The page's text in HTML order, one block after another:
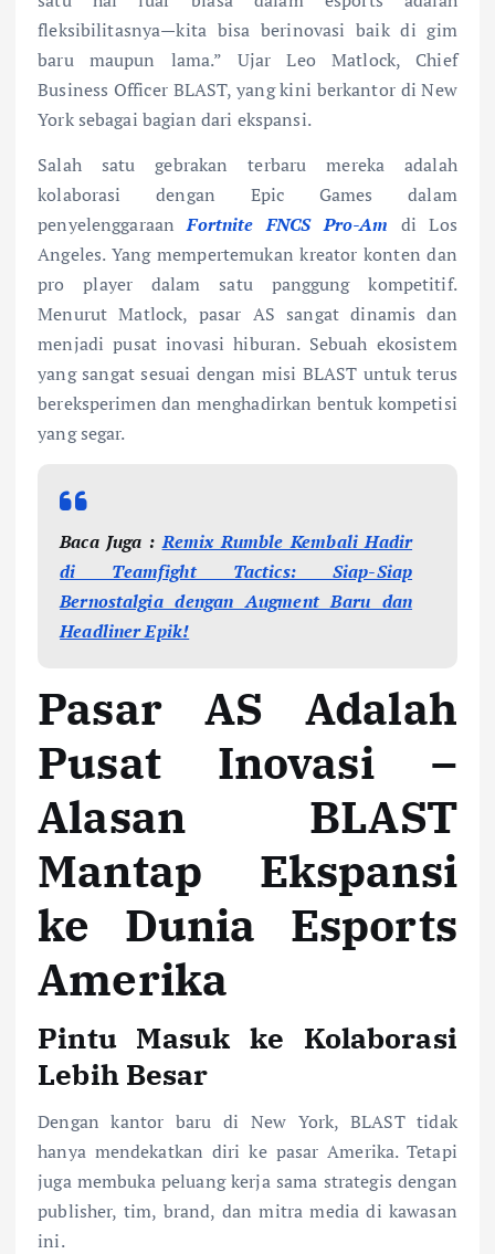
fleksibilitasnya—kita bisa berinovasi baik di gim
baru maupun lama.” Ujar Leo Matlock, Chief
Business Officer BLAST, yang kini berkantor di New
York sebagai bagian dari ekspansi.
Salah satu gebrakan terbaru mereka adalah
kolaborasi dengan Epic Games dalam
penyelenggaraanFortnite FNCS Pro-Am di Los
Angeles. Yang mempertemukan kreator konten dan
pro player dalam satu panggung kompetitif.
Menurut Matlock, pasar AS sangat dinamis dan
menjadi pusat inovasi hiburan. Sebuah ekosistem
yang sangat sesuai dengan misi BLAST untuk terus
bereksperimen dan menghadirkan bentuk kompetisi
yang segar.
Baca Juga :Remix Rumble Kembali Hadir
di Teamfight Tactics: Siap-Siap
Bernostalgia dengan Augment Baru dan
Headliner Epik!
Pasar AS Adalah
Pusat Inovasi –
Alasan BLAST
Mantap Ekspansi
ke Dunia Esports
Amerika
Pintu Masuk ke Kolaborasi
Lebih Besar
Dengan kantor baru di New York, BLAST tidak
hanya mendekatkan diri ke pasar Amerika. Tetapi
juga membuka peluang kerja sama strategis dengan
publisher, tim, brand, dan mitra media di kawasan
ini.